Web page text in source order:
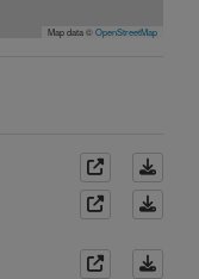
Map data ©OpenStreetMap